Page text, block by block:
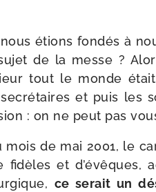
étions fon­dés à
de la messe ?
tout le monde
et puis les
: on ne peut pas
de mai 2001, le
et d’é­vêques,
ce serait un